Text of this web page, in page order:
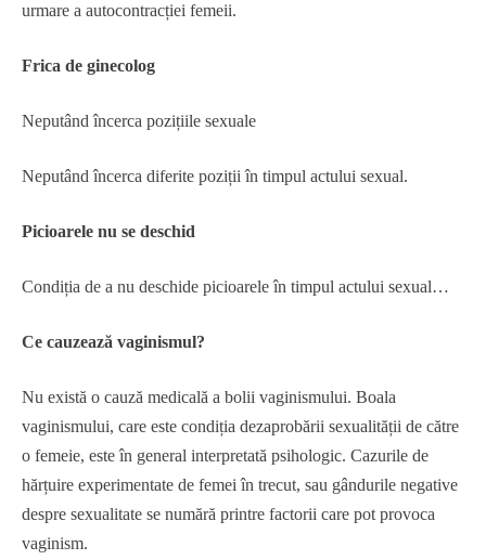
urmare a autocontracției femeii.
Frica de ginecolog
Neputând încerca pozițiile sexuale
Neputând încerca diferite poziții în timpul actului sexual.
Picioarele nu se deschid
Condiția de a nu deschide picioarele în timpul actului sexual…
Ce cauzează vaginismul?
Nu există o cauză medicală a bolii vaginismului. Boala
vaginismului, care este condiția dezaprobării sexualității de către
o femeie, este în general interpretată psihologic. Cazurile de
hărțuire experimentate de femei în trecut, sau gândurile negative
despre sexualitate se numără printre factorii care pot provoca
vaginism.